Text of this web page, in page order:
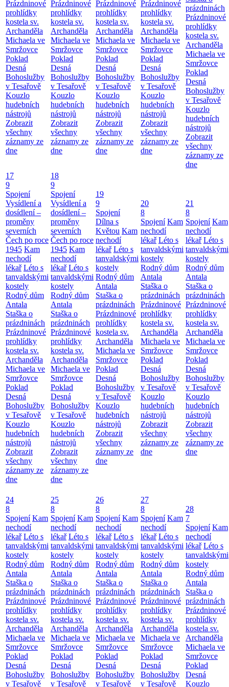
Prázdninové
prohlídky
kostela sv.
Archanděla
Michaela ve
Smržovce
Poklad
Desná
Bohoslužby
v Tesařově
Kouzlo
hudebních
nástrojů
Zobrazit
všechny
záznamy ze
dne
Prázdninové
prohlídky
kostela sv.
Archanděla
Michaela ve
Smržovce
Poklad
Desná
Bohoslužby
v Tesařově
Kouzlo
hudebních
nástrojů
Zobrazit
všechny
záznamy ze
dne
Prázdninové
prohlídky
kostela sv.
Archanděla
Michaela ve
Smržovce
Poklad
Desná
Bohoslužby
v Tesařově
Kouzlo
hudebních
nástrojů
Zobrazit
všechny
záznamy ze
dne
Prázdninové
prohlídky
kostela sv.
Archanděla
Michaela ve
Smržovce
Poklad
Desná
Bohoslužby
v Tesařově
Kouzlo
hudebních
nástrojů
Zobrazit
všechny
záznamy ze
dne
prázdninách
Prázdninové
prohlídky
kostela sv.
Archanděla
Michaela ve
Smržovce
Poklad
Desná
Bohoslužby
v Tesařově
Kouzlo
hudebních
nástrojů
Zobrazit
všechny
záznamy ze
dne
17
9
Spojení
Vysídlení a
dosídlení –
proměny
severních
Čech po roce
1945 Kam
nechodí
lékař Léto s
tanvaldskými
kostely
Rodný dům
Antala
Staška o
prázdninách
Prázdninové
prohlídky
kostela sv.
Archanděla
Michaela ve
Smržovce
Poklad
Desná
Bohoslužby
v Tesařově
Kouzlo
hudebních
nástrojů
Zobrazit
všechny
záznamy ze
dne
18
9
Spojení
Vysídlení a
dosídlení –
proměny
severních
Čech po roce
1945 Kam
nechodí
lékař Léto s
tanvaldskými
kostely
Rodný dům
Antala
Staška o
prázdninách
Prázdninové
prohlídky
kostela sv.
Archanděla
Michaela ve
Smržovce
Poklad
Desná
Bohoslužby
v Tesařově
Kouzlo
hudebních
nástrojů
Zobrazit
všechny
záznamy ze
dne
19
9
Spojení
Dílna s
Květou Kam
nechodí
lékař Léto s
tanvaldskými
kostely
Rodný dům
Antala
Staška o
prázdninách
Prázdninové
prohlídky
kostela sv.
Archanděla
Michaela ve
Smržovce
Poklad
Desná
Bohoslužby
v Tesařově
Kouzlo
hudebních
nástrojů
Zobrazit
všechny
záznamy ze
dne
20
8
Spojení Kam
nechodí
lékař Léto s
tanvaldskými
kostely
Rodný dům
Antala
Staška o
prázdninách
Prázdninové
prohlídky
kostela sv.
Archanděla
Michaela ve
Smržovce
Poklad
Desná
Bohoslužby
v Tesařově
Kouzlo
hudebních
nástrojů
Zobrazit
všechny
záznamy ze
dne
21
8
Spojení Kam
nechodí
lékař Léto s
tanvaldskými
kostely
Rodný dům
Antala
Staška o
prázdninách
Prázdninové
prohlídky
kostela sv.
Archanděla
Michaela ve
Smržovce
Poklad
Desná
Bohoslužby
v Tesařově
Kouzlo
hudebních
nástrojů
Zobrazit
všechny
záznamy ze
dne
24
8
Spojení Kam
nechodí
lékař Léto s
tanvaldskými
kostely
Rodný dům
Antala
Staška o
prázdninách
Prázdninové
prohlídky
kostela sv.
Archanděla
Michaela ve
Smržovce
Poklad
Desná
Bohoslužby
v Tesařově
25
8
Spojení Kam
nechodí
lékař Léto s
tanvaldskými
kostely
Rodný dům
Antala
Staška o
prázdninách
Prázdninové
prohlídky
kostela sv.
Archanděla
Michaela ve
Smržovce
Poklad
Desná
Bohoslužby
v Tesařově
26
8
Spojení Kam
nechodí
lékař Léto s
tanvaldskými
kostely
Rodný dům
Antala
Staška o
prázdninách
Prázdninové
prohlídky
kostela sv.
Archanděla
Michaela ve
Smržovce
Poklad
Desná
Bohoslužby
v Tesařově
27
8
Spojení Kam
nechodí
lékař Léto s
tanvaldskými
kostely
Rodný dům
Antala
Staška o
prázdninách
Prázdninové
prohlídky
kostela sv.
Archanděla
Michaela ve
Smržovce
Poklad
Desná
Bohoslužby
v Tesařově
28
7
Spojení Kam
nechodí
lékař Léto s
tanvaldskými
kostely
Rodný dům
Antala
Staška o
prázdninách
Prázdninové
prohlídky
kostela sv.
Archanděla
Michaela ve
Smržovce
Poklad
Desná
Kouzlo